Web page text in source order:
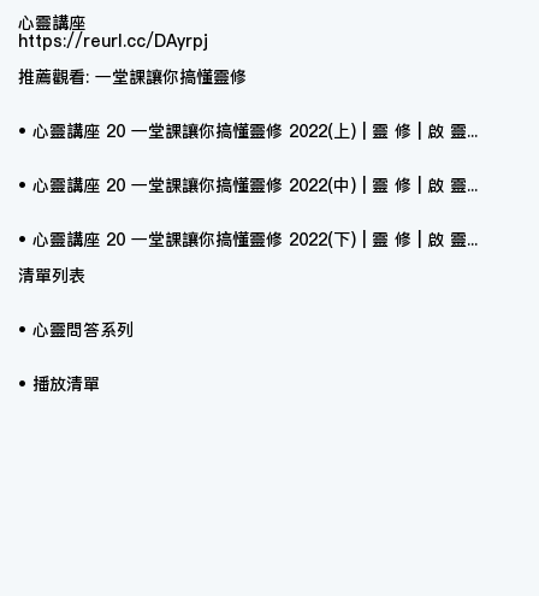
心靈講座
https://reurl.cc/DAyrpj
推薦觀看: 一堂課讓你搞懂靈修
• 心靈講座 20 一堂課讓你搞懂靈修 2022(上) | 靈 修 | 啟 靈...
• 心靈講座 20 一堂課讓你搞懂靈修 2022(中) | 靈 修 | 啟 靈...
• 心靈講座 20 一堂課讓你搞懂靈修 2022(下) | 靈 修 | 啟 靈...
清單列表
• 心靈問答系列
• 播放清單